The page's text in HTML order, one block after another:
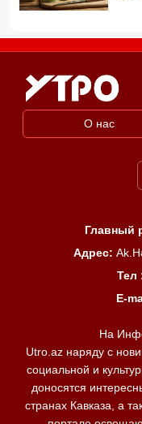
О нас
Главный
Адрес:
Тел
E-
На
Utro.az наряду с
социальной и
доносятся
странах Кавказа, а